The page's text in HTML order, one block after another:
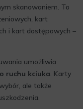
skanowaniem. To
kart
i kart dostępowych –
umożliwia
ruchu kciuka. Karty
ale także